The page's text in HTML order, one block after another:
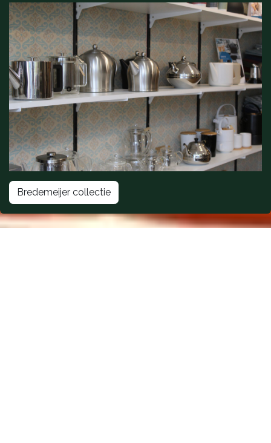
Bredemeijer collectie